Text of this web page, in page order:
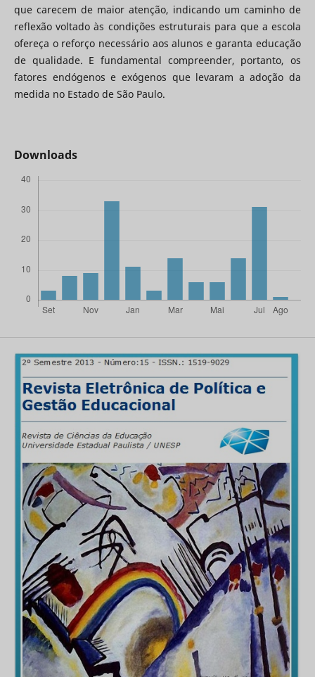
que carecem de maior atenção, indicando um caminho de
reflexão voltado às condições estruturais para que a escola
ofereça o reforço necessário aos alunos e garanta educação
de qualidade. E fundamental compreender, portanto, os
fatores endógenos e exógenos que levaram a adoção da
medida no Estado de São Paulo.
Downloads